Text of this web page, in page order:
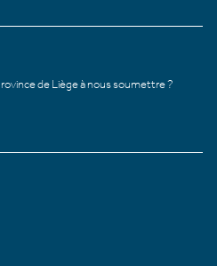
de Liège à nous soumettre ?